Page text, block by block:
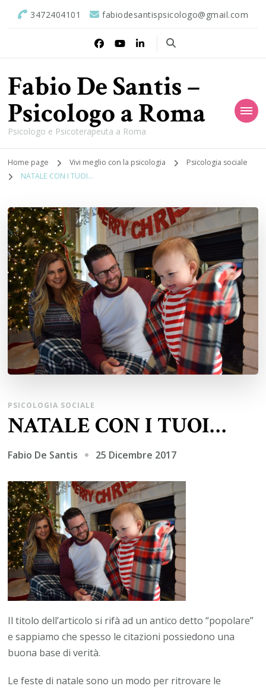
3472404101 fabiodesantispsicologo@gmail.com
Fabio De Santis –
Psicologo a Roma
Psicologo e Psicoterapeuta a Roma
Home page Vivi meglio con la psicologia
Psicologia sociale
NATALE CON I TUOI…
PSICOLOGIA SOCIALE
NATALE CON I TUOI…
Fabio De Santis 25 Dicembre 2017
Il titolo dell’articolo si rifà ad un antico detto “popolare”
e sappiamo che spesso le citazioni possiedono una
buona base di verità.
Le feste di natale sono un modo per ritrovare le